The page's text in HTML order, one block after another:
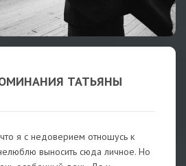
ТАТЬЯНЫ
я с недоверием отношусь к
выносить сюда личное. Но